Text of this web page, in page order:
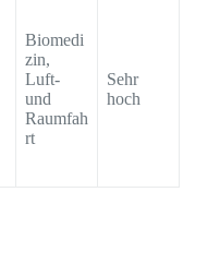
Biomedi
zin,
Luft-
und
Raumfah
rt
Sehr
hoch